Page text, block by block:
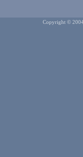
Copyright © 2004